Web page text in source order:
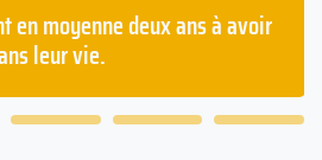
en moyenne deux ans à avoir
leur vie.